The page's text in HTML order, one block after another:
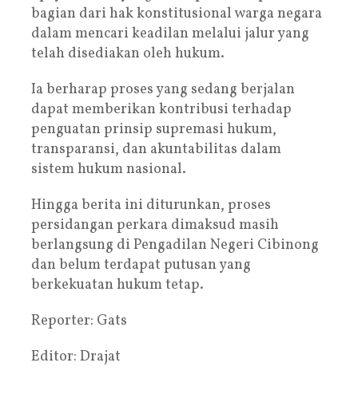
bagian dari hak konstitusional warga negara
dalam mencari keadilan melalui jalur yang
telah disediakan oleh hukum.
Ia berharap proses yang sedang berjalan
dapat memberikan kontribusi terhadap
penguatan prinsip supremasi hukum,
transparansi, dan akuntabilitas dalam
sistem hukum nasional.
Hingga berita ini diturunkan, proses
persidangan perkara dimaksud masih
berlangsung di Pengadilan Negeri Cibinong
dan belum terdapat putusan yang
berkekuatan hukum tetap.
Reporter: Gats
Editor: Drajat